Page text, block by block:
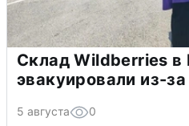
Склад Wildberries в
эвакуировали из-
5 августа 0